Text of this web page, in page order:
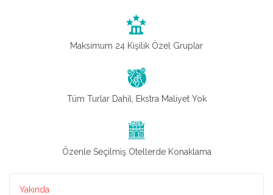
Maksimum 24 Kişilik Özel Gruplar
Tüm Turlar Dahil, Ekstra Maliyet Yok
Özenle Seçilmiş Otellerde Konaklama
Yakında